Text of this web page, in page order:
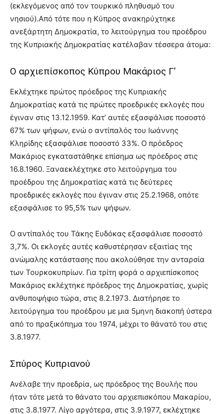
(εκλεγόμενος από τον τουρκικό πληθυσμό του
νησιού).Από τότε που η Κύπρος ανακηρύχτηκε
ανεξάρτητη Δημοκρατία, το λειτούργημα του προέδρου
της Κυπριακής Δημοκρατίας κατέλαβαν τέσσερα άτομα:
Ο αρχιεπίσκοπος Κύπρου Μακάριος Γ’
Εκλέχτηκε πρώτος πρόεδρος της Κυπριακής
Δημοκρατίας κατά τις πρώτες προεδρικές εκλογές που
έγιναν στις 13.12.1959. Κατ’ αυτές εξασφάλισε ποσοστό
67% των ψήφων, ενώ ο αντίπαλός του Ιωάννης
Κληρίδης εξασφάλισε ποσοστό 33%. Ο πρόεδρος
Μακάριος εγκαταστάθηκε επίσημα ως πρόεδρος στις
16.8.1960. Ξαναεκλέχτηκε στο λειτούργημα του
προέδρου της Δημοκρατίας κατά τις δεύτερες
προεδρικές εκλογές που έγιναν στις 25.2.1968, οπότε
εξασφάλισε το 95,5% των ψήφων.
Ο αντίπαλός του Τάκης Ευδόκας εξασφάλισε ποσοστό
3,7%. Οι εκλογές αυτές καθυστέρησαν εξαιτίας της
ανώμαλης κατάστασης που ακολούθησε την ανταρσία
των Τουρκοκυπρίων. Για τρίτη φορά ο αρχιεπίσκοπος
Μακάριος εκλέχτηκε πρόεδρος της Δημοκρατίας, χωρίς
ανθυποψήφιο τώρα, στις 8.2.1973. Διατήρησε το
λειτούργημα του προέδρου με μια 5μηνη διακοπή ύστερα
από το πραξικόπημα του 1974, μέχρι το θάνατό του στις
3.8.1977.
Σπύρος Κυπριανού
Ανέλαβε την προεδρία, ως πρόεδρος της Βουλής που
ήταν τότε μετά το θάνατο του αρχιεπισκόπου Μακαρίου,
στις 3.8.1977. Λίγο αργότερα, στις 3.9.1977, εκλέχτηκε